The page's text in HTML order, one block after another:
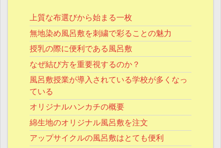
上質な布選びから始まる一枚
無地染め風呂敷を刺繍で彩ることの魅力
授乳の際に便利である風呂敷
なぜ結び方を重要視するのか？
風呂敷授業が導入されている学校が多くなっ
ている
オリジナルハンカチの概要
綿生地のオリジナル風呂敷を注文
アップサイクルの風呂敷はとても便利